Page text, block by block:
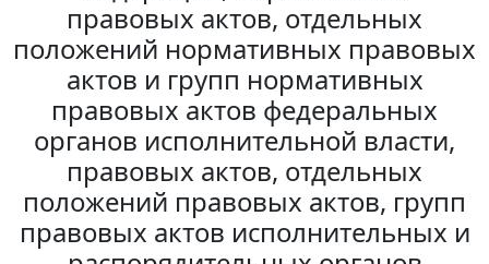
правовых актов, отдельных
положений нормативных правовых
актов и групп нормативных
правовых актов федеральных
органов исполнительной власти,
правовых актов, отдельных
положений правовых актов, групп
правовых актов исполнительных и